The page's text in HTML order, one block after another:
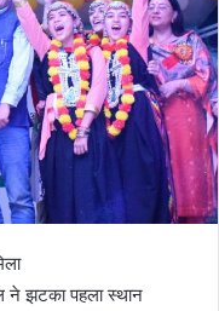
झटका पहला स्थान